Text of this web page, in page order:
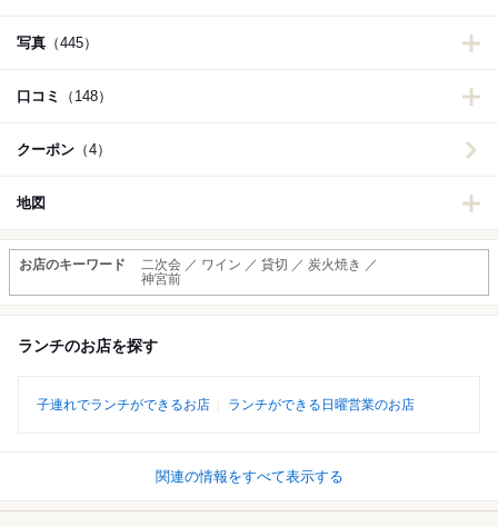
写真 （445）
口コミ （148）
クーポン （4）
地図
お店のキーワード
二次会 ／ ワイン ／ 貸切 ／ 炭火焼き ／
神宮前
ランチのお店を探す
子連れでランチができるお店 ランチができる日曜営業のお店
関連の情報をすべて表示する